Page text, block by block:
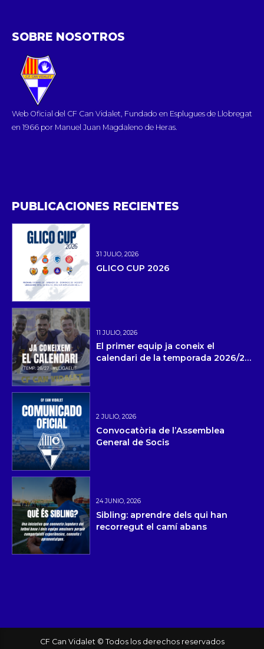
SOBRE NOSOTROS
Web Oficial del CF Can Vidalet, Fundado en Esplugues de Llobregat
en 1966 por Manuel Juan Magdaleno de Heras.
PUBLICACIONES RECIENTES
31 JULIO, 2026
GLICO CUP 2026
11 JULIO, 2026
El primer equip ja coneix el
calendari de la temporada 2026/27
2 JULIO, 2026
Convocatòria de l’Assemblea
General de Socis
24 JUNIO, 2026
Sibling: aprendre dels qui han
recorregut el camí abans
CF Can Vidalet © Todos los derechos reservados